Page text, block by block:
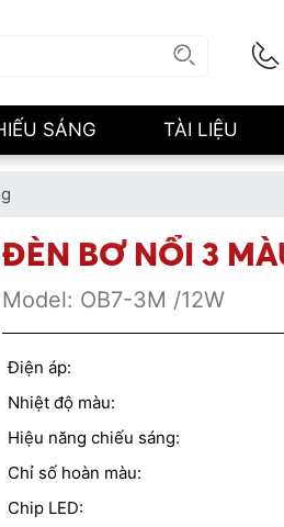
SÁNG TÀI LIỆU
ĐÈN BƠ NỔI 3
Model: OB7-3M /12W
Điện áp:
Nhiệt độ màu:
Hiệu năng chiếu sáng:
Chỉ số hoàn màu:
Chip LED: